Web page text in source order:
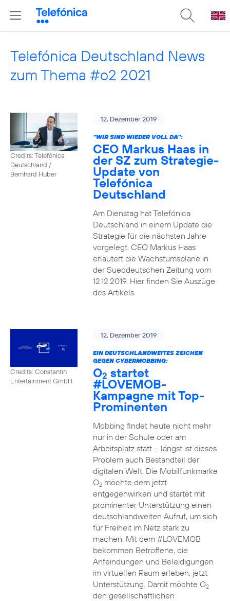
Telefónica Deutschland News
zum Thema #o2 2021
Credits: Telefónica
Deutschland /
Bernhard Huber
12. Dezember 2019
"WIR SIND WIEDER VOLL DA":
CEO Markus Haas in
der SZ zum Strategie-
Update von
Telefónica
Deutschland
Am Dienstag hat Telefónica
Deutschland in einem Update die
Strategie für die nächsten Jahre
vorgelegt. CEO Markus Haas
erläutert die Wachstumspläne in
der Sueddeutschen Zeitung vom
12.12.2019. Hier finden Sie Auszüge
des Artikels.
Credits: Constantin
Entertainment GmbH
12. Dezember 2019
EIN DEUTSCHLANDWEITES ZEICHEN
GEGEN CYBERMOBBING:
O2 startet
#LOVEMOB-
Kampagne mit Top-
Prominenten
Mobbing findet heute nicht mehr
nur in der Schule oder am
Arbeitsplatz statt – längst ist dieses
Problem auch Bestandteil der
digitalen Welt. Die Mobilfunkmarke
O2möchte dem jetzt
entgegenwirken und startet mit
prominenter Unterstützung einen
deutschlandweiten Aufruf, um sich
für Freiheit im Netz stark zu
machen: Mit dem #LOVEMOB
bekommen Betroffene, die
Anfeindungen und Beleidigungen
im virtuellen Raum erleben, jetzt
Unterstützung. Damit möchte O2
den gesellschaftlichen